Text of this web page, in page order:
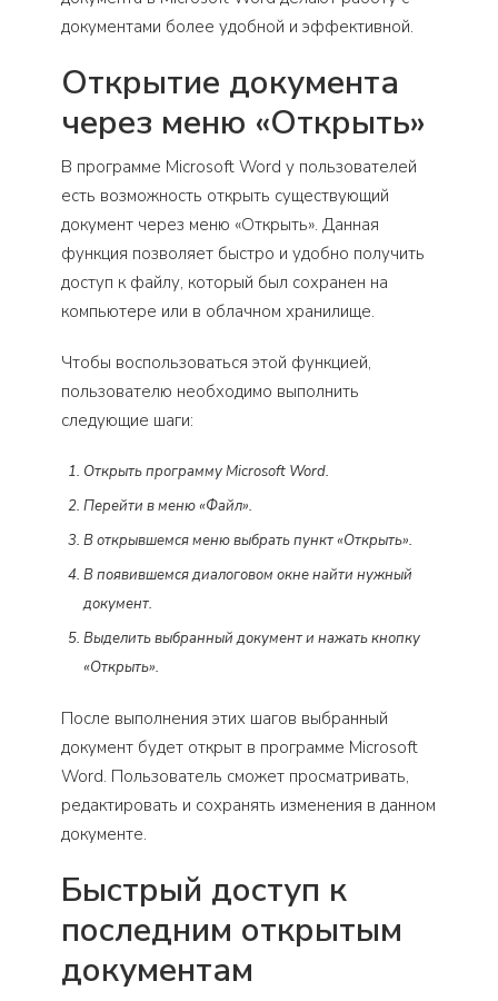
документами более удобной и эффективной.
Открытие документа
через меню «Открыть»
В программе Microsoft Word у пользователей
есть возможность открыть существующий
документ через меню «Открыть». Данная
функция позволяет быстро и удобно получить
доступ к файлу, который был сохранен на
компьютере или в облачном хранилище.
Чтобы воспользоваться этой функцией,
пользователю необходимо выполнить
следующие шаги:
Открыть программу Microsoft Word.
Перейти в меню «Файл».
В открывшемся меню выбрать пункт «Открыть».
В появившемся диалоговом окне найти нужный
документ.
Выделить выбранный документ и нажать кнопку
«Открыть».
После выполнения этих шагов выбранный
документ будет открыт в программе Microsoft
Word. Пользователь сможет просматривать,
редактировать и сохранять изменения в данном
документе.
Быстрый доступ к
последним открытым
документам